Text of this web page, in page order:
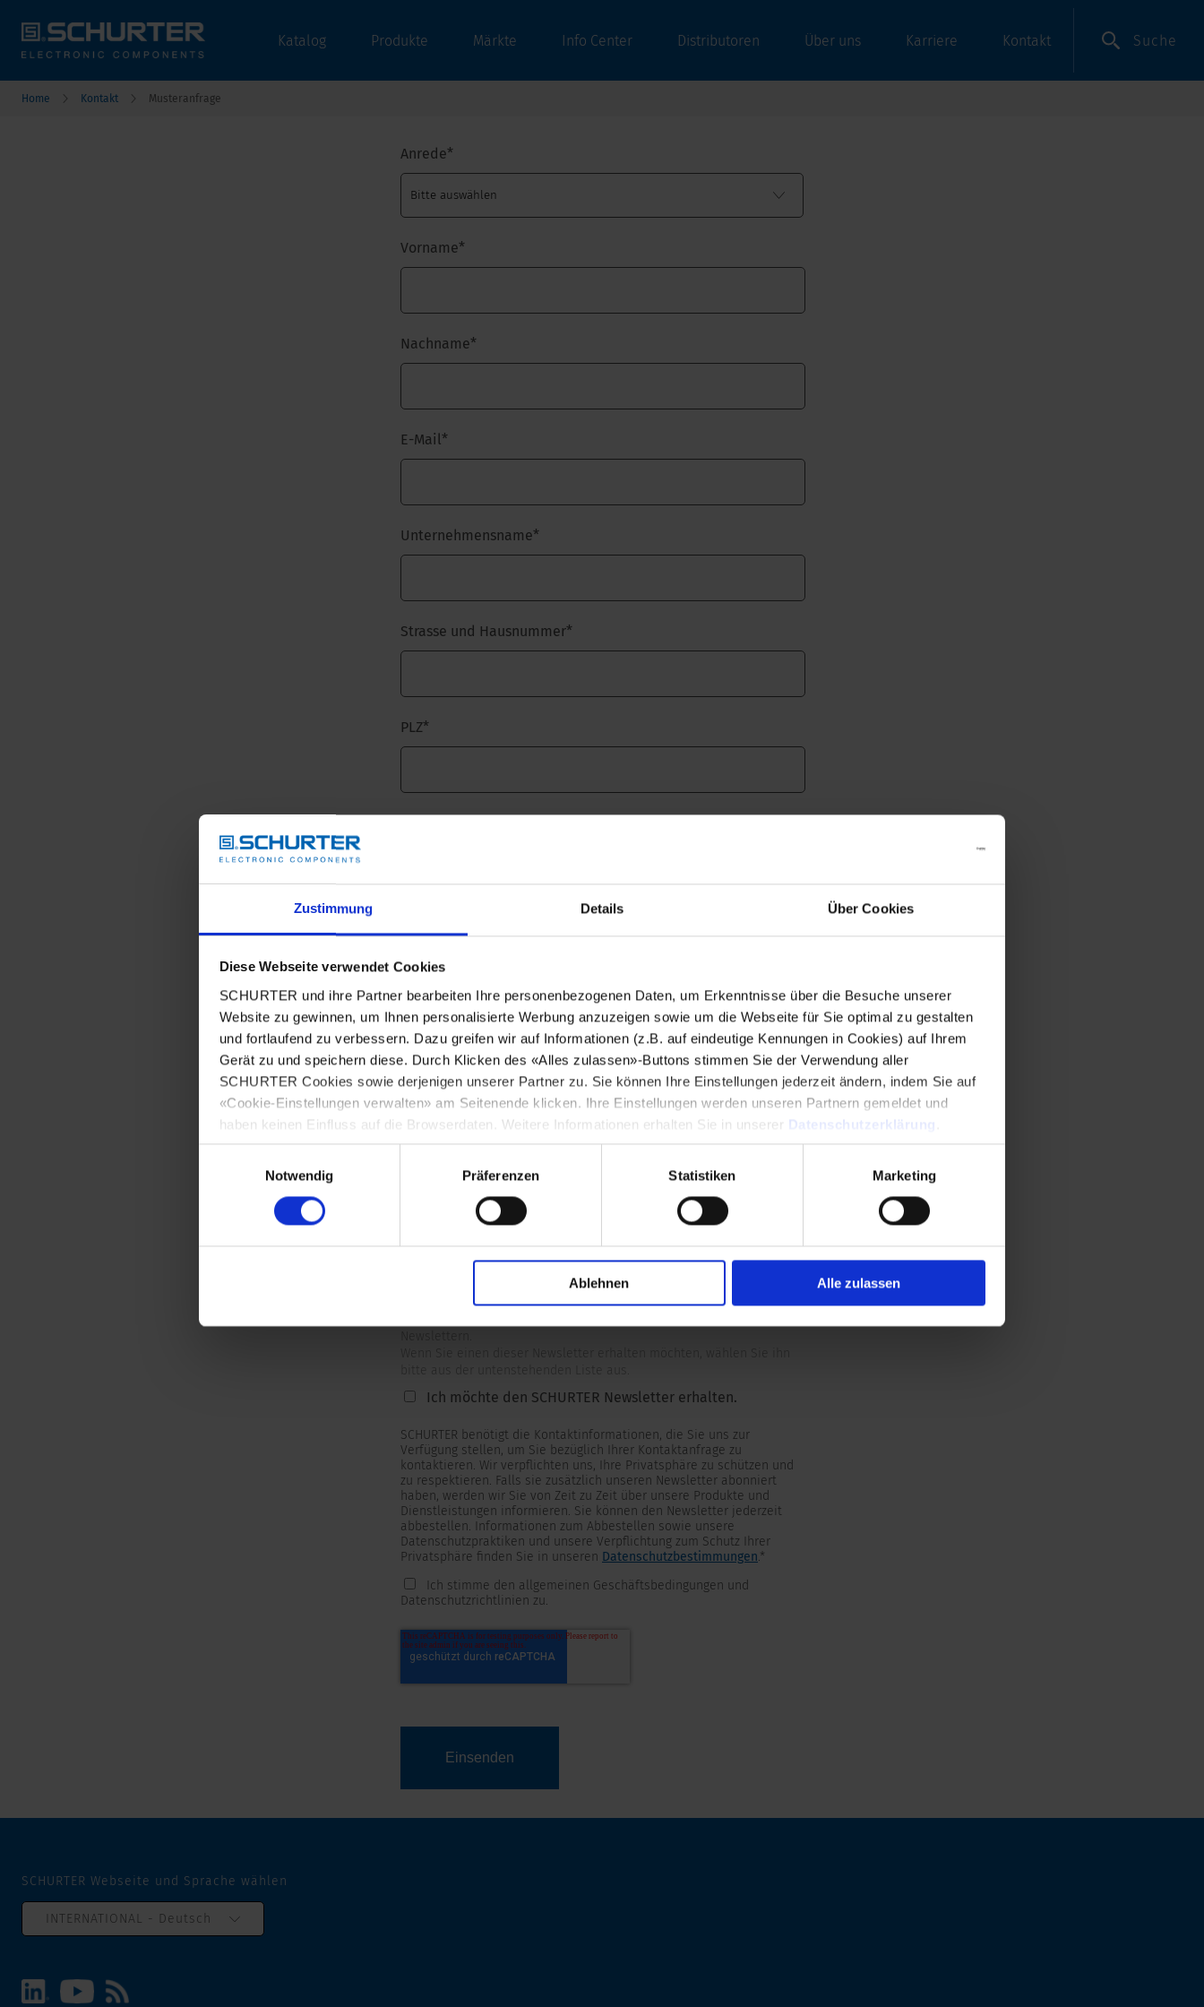
Zustimmung Details Über Cookies
Diese Webseite verwendet Cookies
SCHURTER und ihre Partner bearbeiten Ihre personenbezogenen Daten, um Erkenntnisse über die Besuche unserer
Website zu gewinnen, um Ihnen personalisierte Werbung anzuzeigen sowie um die Webseite für Sie optimal zu gestalten
und fortlaufend zu verbessern. Dazu greifen wir auf Informationen (z.B. auf eindeutige Kennungen in Cookies) auf Ihrem
Gerät zu und speichern diese. Durch Klicken des «Alles zulassen»-Buttons stimmen Sie der Verwendung aller
SCHURTER Cookies sowie derjenigen unserer Partner zu. Sie können Ihre Einstellungen jederzeit ändern, indem Sie auf
«Cookie-Einstellungen verwalten» am Seitenende klicken. Ihre Einstellungen werden unseren Partnern gemeldet und
haben keinen Einfluss auf die Browserdaten. Weitere Informationen erhalten Sie in unserer Datenschutzerklärung
Notwendig
Präferenzen Statistiken Marketing
Ablehnen Alle zulassen
Katalog Produkte Märkte Info Center Distributoren Über uns Karriere Kontakt Suche
Home Kontakt Musteranfrage
Anrede*
Vorname*
Nachname*
E-Mail*
Unternehmensname*
Strasse und Hausnummer*
PLZ*
Telefonnummer*
Mitteilung*
Ich möchte den SCHURTER Newsletter erhalten.
SCHURTER benötigt die Kontaktinformationen, die Sie uns zur
Verfügung stellen, um Sie bezüglich Ihrer Kontaktanfrage zu
kontaktieren. Wir verpflichten uns, Ihre Privatsphäre zu schützen und
zu respektieren. Falls sie zusätzlich unseren Newsletter abonniert
haben, werden wir Sie von Zeit zu Zeit über unsere Produkte und
Dienstleistungen informieren. Sie können den Newsletter jederzeit
abbestellen. Informationen zum Abbestellen sowie unsere
Datenschutzpraktiken und unsere Verpflichtung zum Schutz Ihrer
Privatsphäre finden Sie in unseren Datenschutzbestimmungen.*
Ich stimme den allgemeinen Geschäftsbedingungen und
Datenschutzrichtlinien zu.
SCHURTER Webseite und Sprache wählen
INTERNATIONAL - Deutsch